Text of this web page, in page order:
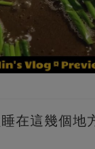
在這幾個地